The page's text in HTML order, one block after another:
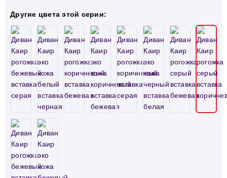
Другие цвета этой серии: